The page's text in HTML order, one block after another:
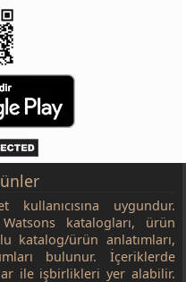
uygundur.
katalogları, ürün
katalog/ürün anlatımları,
bulunur. İçeriklerde
ile işbirlikleri yer alabilir.